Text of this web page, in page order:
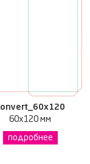
60x120 мм
подробнее